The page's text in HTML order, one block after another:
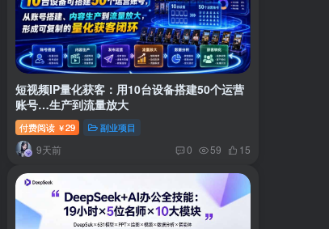
短视频IP量化获客：用10台设备搭建50个运营
账号…生产到流量放大
付费阅读 ￥29 副业项目
9天前 0 59 15